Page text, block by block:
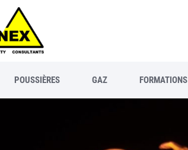
POUSSIÈRES GAZ FORMATIONS